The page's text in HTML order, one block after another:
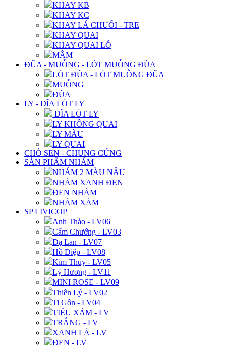
KHAY KB
KHAY KC
KHAY LÁ CHUỐI - TRE
KHAY QUAI
KHAY QUAI LỖ
MÂM
ĐŨA - MUỖNG - LÓT MUỖNG ĐŨA
LÓT ĐŨA - LÓT MUỖNG ĐŨA
MUỖNG
ĐŨA
LY - DĨA LÓT LY
DĨA LÓT LY
LY KHÔNG QUAI
LY MÀU
LY QUAI
CHÒ SEN - CHUNG CÚNG
SẢN PHẨM NHÁM
NHÁM 2 MÀU NÂU
NHÁM XANH ĐEN
ĐEN NHÁM
NHÁM XÁM
SP LIVICOP
Anh Thảo - LV06
Cẩm Chướng - LV03
Dạ Lan - LV07
Hồ Điệp - LV08
Kim Thủy - LV05
Lý Hương - LV11
MINI ROSE - LV09
Thiên Lý - LV02
Ti Gôn - LV04
TIÊU XÁM - LV
TRẮNG - LV
XANH LÁ - LV
ĐEN - LV